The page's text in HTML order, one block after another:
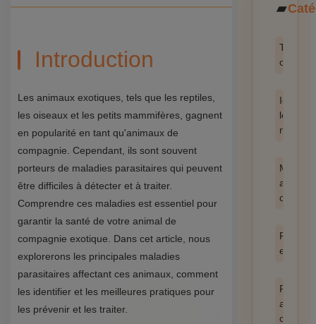
Introduction
Les animaux exotiques, tels que les reptiles,
les oiseaux et les petits mammifères, gagnent
en popularité en tant qu'animaux de
compagnie. Cependant, ils sont souvent
porteurs de maladies parasitaires qui peuvent
être difficiles à détecter et à traiter.
Comprendre ces maladies est essentiel pour
garantir la santé de votre animal de
compagnie exotique. Dans cet article, nous
explorerons les principales maladies
parasitaires affectant ces animaux, comment
les identifier et les meilleures pratiques pour
les prévenir et les traiter.
Toutes
les
anti-
cafards
et
Produit
anti
cafards